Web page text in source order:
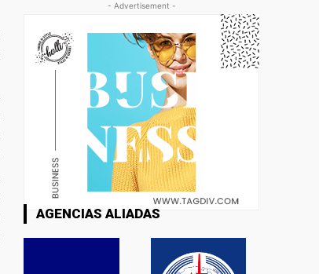
- Advertisement -
AGENCIAS ALIADAS